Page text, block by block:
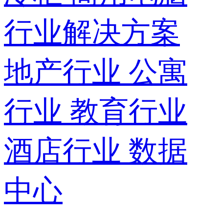
行业解决方案
地产行业 公寓
行业 教育行业
酒店行业 数据
中心